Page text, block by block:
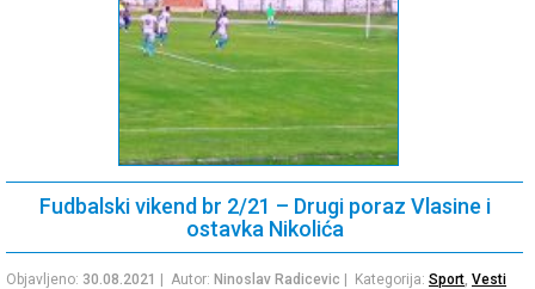
Fudbalski vikend br 2/21 – Drugi poraz Vlasine i
ostavka Nikolića
Objavljeno: 30.08.2021 | Autor: Ninoslav Radicevic | Kategorija: Sport, Vesti